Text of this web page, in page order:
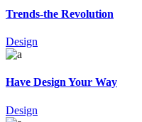
Trends-the Revolution
Design
Have Design Your Way
Design